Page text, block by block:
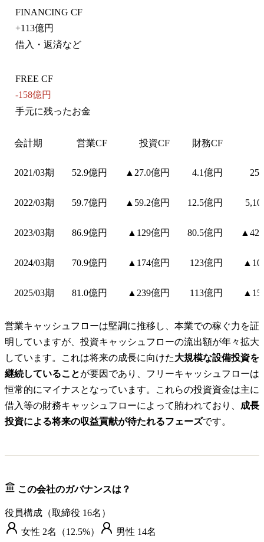
FINANCING CF
+113億円
借入・返済など
FREE CF
-158億円
手元に残ったお金
会計期 営業CF 投資CF 財務CF
2021/03期 52.9億円 ▲27.0億円 4.1億円
2022/03期 59.7億円 ▲59.2億円 12.5億円
2023/03期 86.9億円 ▲129億円 80.5億円
2024/03期 70.9億円 ▲174億円 123億円
2025/03期 81.0億円 ▲239億円 113億円
営業キャッシュフローは堅調に推移し、本業での稼ぐ力を証
明していますが、投資キャッシュフローの流出額が年々拡大
しています。これは将来の成長に向けた大規模な設備投資を
継続していることが要因であり、フリーキャッシュフローは
恒常的にマイナスとなっています。これらの投資資金は主に
借入等の財務キャッシュフローによって賄われており、 成長
投資による将来の収益貢献が待たれるフェーズです。
この会社のガバナンスは？
役員構成（取締役 16名）
女性 2名（12.5%） 男性 14名